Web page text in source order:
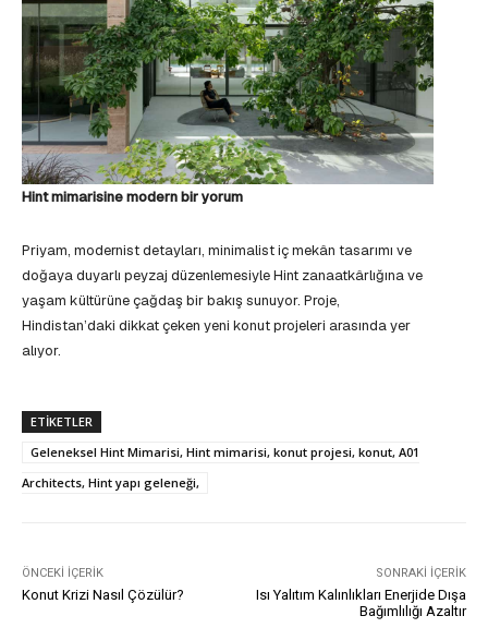
Hint mimarisine modern bir yorum
Priyam, modernist detayları, minimalist iç mekân tasarımı ve
doğaya duyarlı peyzaj düzenlemesiyle Hint zanaatkârlığına ve
yaşam kültürüne çağdaş bir bakış sunuyor. Proje,
Hindistan’daki dikkat çeken yeni konut projeleri arasında yer
alıyor.
ETIKETLER
Geleneksel Hint Mimarisi, Hint mimarisi, konut projesi, konut, A01
Architects, Hint yapı geleneği,
ÖNCEKI İÇERIK
Konut Krizi Nasıl Çözülür?
SONRAKI İÇERIK
Isı Yalıtım Kalınlıkları Enerjide Dışa
Bağımlılığı Azaltır